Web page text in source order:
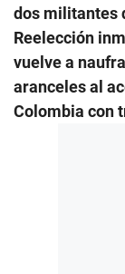
dos militantes
Reelección
vuelve a
aranceles al
Colombia con